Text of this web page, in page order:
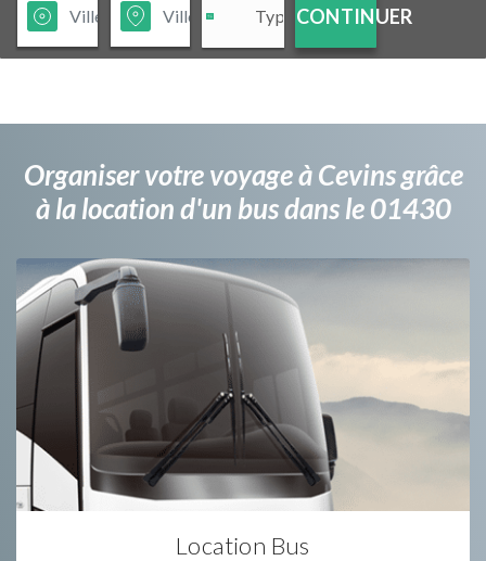
CONTINUER
Organiser votre voyage à Cevins grâce
à la location d'un bus dans le 01430
Location Bus